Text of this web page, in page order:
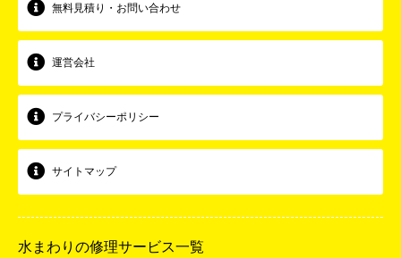
無料見積り・お問い合わせ
運営会社
プライバシーポリシー
サイトマップ
水まわりの修理サービス一覧